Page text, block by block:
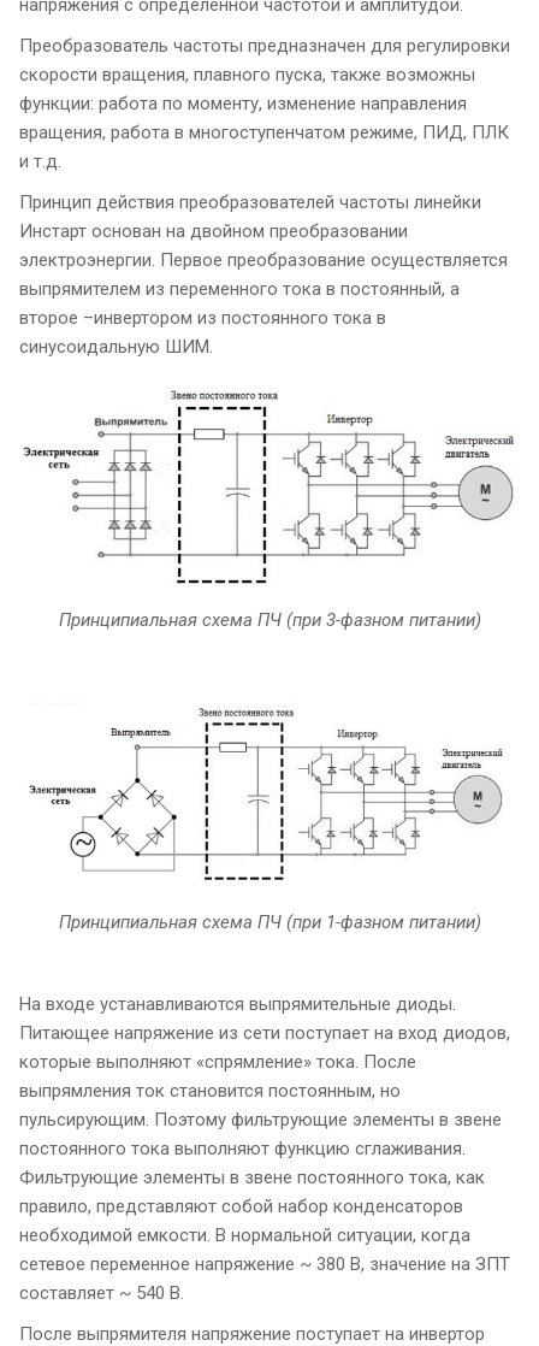
напряжения с определенной частотой и амплитудой.
Преобразователь частоты предназначен для регулировки
скорости вращения, плавного пуска, также возможны
функции: работа по моменту, изменение направления
вращения, работа в многоступенчатом режиме, ПИД, ПЛК
и т.д.
Принцип действия преобразователей частоты линейки
Инстарт основан на двойном преобразовании
электроэнергии. Первое преобразование осуществляется
выпрямителем из переменного тока в постоянный, а
второе –инвертором из постоянного тока в
синусоидальную ШИМ.
Принципиальная схема ПЧ (при 3-фазном питании)
Принципиальная схема ПЧ (при 1-фазном питании)
На входе устанавливаются выпрямительные диоды.
Питающее напряжение из сети поступает на вход диодов,
которые выполняют «спрямление» тока. После
выпрямления ток становится постоянным, но
пульсирующим. Поэтому фильтрующие элементы в звене
постоянного тока выполняют функцию сглаживания.
Фильтрующие элементы в звене постоянного тока, как
правило, представляют собой набор конденсаторов
необходимой емкости. В нормальной ситуации, когда
сетевое переменное напряжение ~ 380 В, значение на ЗПТ
составляет ~ 540 В.
После выпрямителя напряжение поступает на инвертор